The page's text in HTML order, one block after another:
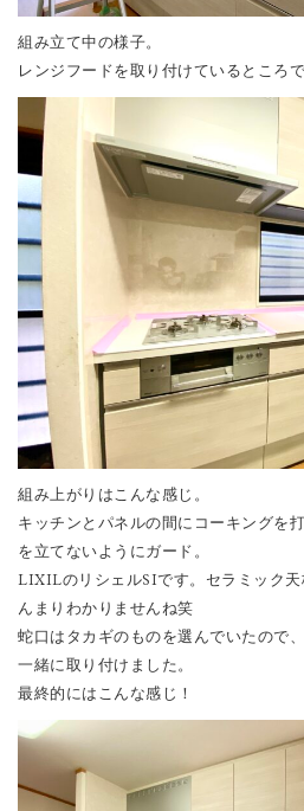
組み立て中の様子。
レンジフードを取り付けているところで
組み上がりはこんな感じ。
キッチンとパネルの間にコーキングを
を立てないようにガード。
LIXILのリシェルSIです。セラミック
んまりわかりませんね笑
蛇口はタカギのものを選んでいたので
一緒に取り付けました。
最終的にはこんな感じ！